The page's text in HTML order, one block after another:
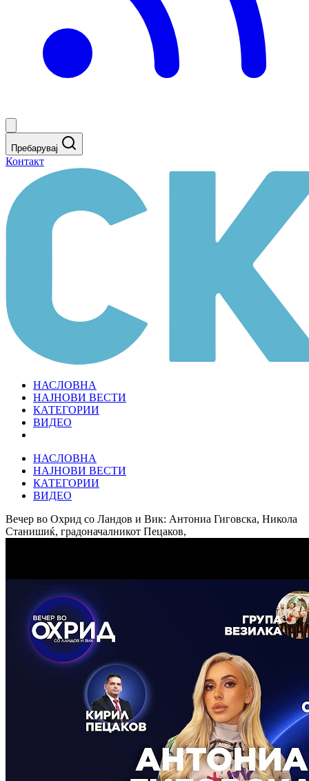
Пребарувај
Контакт
НАСЛОВНА
НАЈНОВИ ВЕСТИ
КАТЕГОРИИ
ВИДЕО
НАСЛОВНА
НАЈНОВИ ВЕСТИ
КАТЕГОРИИ
ВИДЕО
Вечер во Охрид со Ландов и Вик: Антониа Гиговска, Никола
Станишиќ, градоначалникот Пецаков,